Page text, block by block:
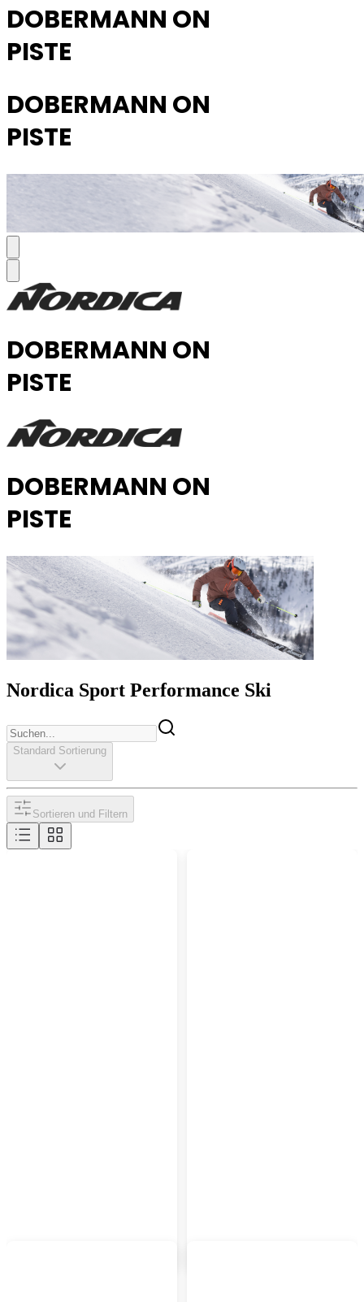
DOBERMANN ON
PISTE
DOBERMANN ON
PISTE
DOBERMANN ON
PISTE
DOBERMANN ON
PISTE
Nordica Sport Performance Ski
Standard Sortierung
Sortieren und Filtern